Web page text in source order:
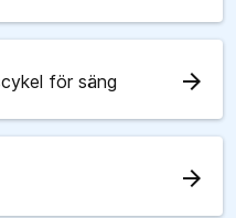
för säng arrow_forward
arrow_forward